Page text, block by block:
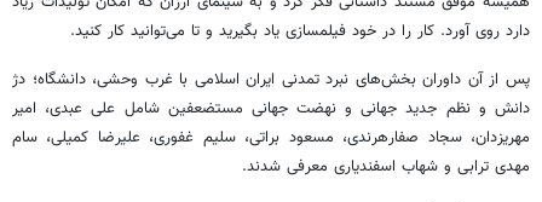
دارد روی آورد. کار را در خود فیلمسازی یاد بگیرید و تا می‌توانید کار کنید.
پس از آن داوران بخش‌های نبرد تمدنی ایران اسلامی با غرب وحشی، دانشگاه؛ دژ
دانش و نظم جدید جهانی و نهضت جهانی مستضعفین شامل علی عبدی، امیر
مهریزدان، سجاد صفارهرندی، مسعود براتی، سلیم غفوری، علیرضا کمیلی، سام
مهدی ترابی و شهاب اسفندیاری معرفی شدند.